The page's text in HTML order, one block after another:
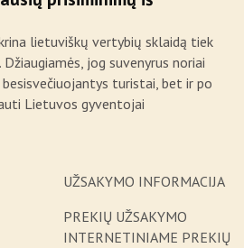
lietuviškų vertybių sklaidą tiek
jog suvenyrus noriai
turistai, bet ir po
Lietuvos gyventojai
UŽSAKYMO INFORMACIJA
PREKIŲ UŽSAKYMO
INTERNETINIAME PREKIŲ